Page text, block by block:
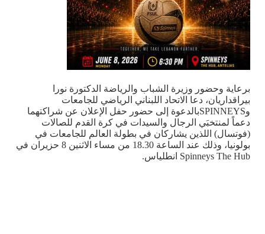
برعاية وحضور وزيرة الشباب والرياضة الدكتورة نورا
بيراقداريان، دعا الاتحاد اللبناني الرياضي للجامعات
وSPINNEYSبالدعوة إلى حضور حفل الإعلان عن شراكتهما
دعماً لمنتخبَي الرجال والسيدات في كرة القدم للصالات
(فوتسال) اللذين يشاركان في بطولة العالم للجامعات في
بولونيا، وذلك عند الساعة 18.30 من مساء الاثنين 8 حزيران في
Spinneys The Hub انطلياس.